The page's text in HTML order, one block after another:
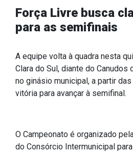
Estrutura Organizacional
Secretarias
Administração
Educação, Cultura, Desporto e
Força Livre busca
para as semifinais
A equipe volta à quadra nesta
Clara do Sul, diante do Canudos
no ginásio municipal, a partir
vitória para avançar à semifinal.
O Campeonato é organizado
do Consórcio Intermunicipal